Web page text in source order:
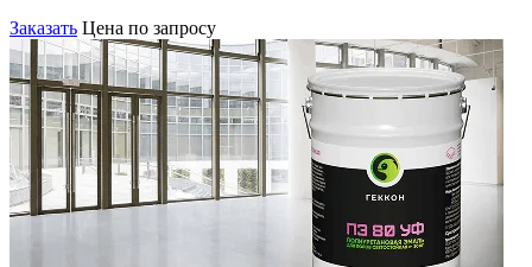
Заказать Цена по запросу